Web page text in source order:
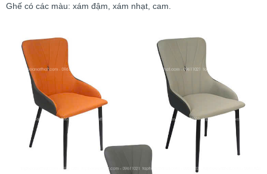
Ghế có các màu: xám đậm, xám nhạt, cam.